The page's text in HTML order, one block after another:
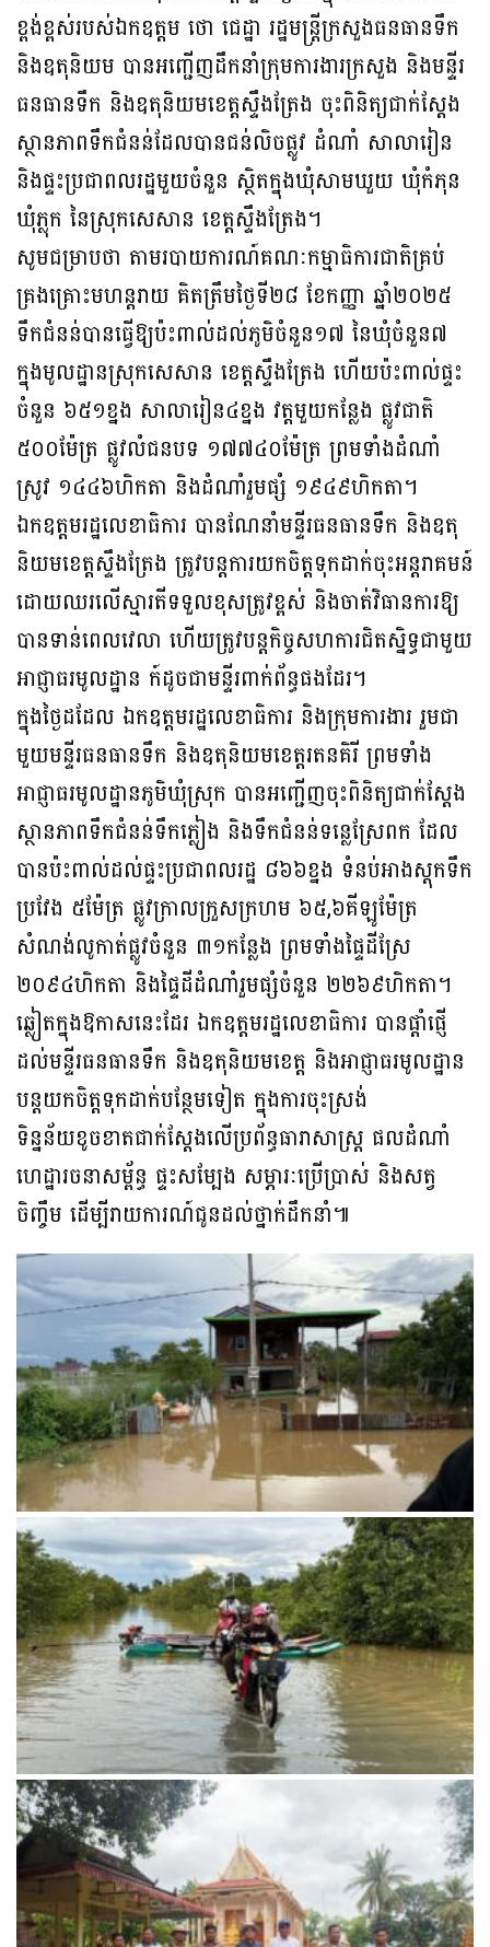
ខ្ពង់ខ្ពស់របស់ឯកឧត្តម ថោ ជេដ្ឋា រដ្ឋមន្រ្តីក្រសួងធនធានទឹក
និងឧតុនិយម បានអញ្ជើញដឹកនាំក្រុមការងារក្រសួង និងមន្ទីរ
ធនធានទឹក និងឧតុនិយមខេត្តស្ទឹងត្រែង ចុះពិនិត្យជាក់ស្តែង
ស្ថានភាពទឹកជំនន់ដែលបានជន់លិចផ្លូវ ដំណាំ សាលារៀន
និងផ្ទះប្រជាពលរដ្ឋមួយចំនួន ស្ថិតក្នុងឃុំសាមឃួយ ឃុំកំភុន
ឃុំភ្លុក នៃស្រុកសេសាន ខេត្តស្ទឹងត្រែង។
សូមជម្រាបថា តាមរបាយការណ៍គណៈកម្មាធិការជាតិគ្រប់
គ្រងគ្រោះមហន្តរាយ គិតត្រឹមថ្ងៃទី២៨ ខែកញ្ញា ឆ្នាំ២០២៥
ទឹកជំនន់បានធ្វើឱ្យប៉ះពាល់ដល់ភូមិចំនួន១៧ នៃឃុំចំនួន៧
ក្នុងមូលដ្ឋានស្រុកសេសាន ខេត្តស្ទឹងត្រែង ហើយប៉ះពាល់ផ្ទះ
ចំនួន ៦៥១ខ្នង សាលារៀន៤ខ្នង វត្តមួយកន្លែង ផ្លូវជាតិ
៥០០ម៉ែត្រ ផ្លូវលំជនបទ ១៧៧៤០ម៉ែត្រ ព្រមទាំងដំណាំ
ស្រូវ ១៤៤៦ហិកតា និងដំណាំរួមផ្សំ ១៩៤៩ហិកតា។
ឯកឧត្តមរដ្ឋលេខាធិការ បានណែនាំមន្ទីរធនធានទឹក និងឧតុ
និយមខេត្តស្ទឹងត្រែង ត្រូវបន្តការយកចិត្តទុកដាក់ចុះអន្តរាគមន៍
ដោយឈរលើស្មារតីទទួលខុសត្រូវខ្ពស់ និងចាត់វិធានការឱ្យ
បានទាន់ពេលវេលា ហើយត្រូវបន្តកិច្ចសហការជិតស្និទ្ធជាមួយ
អាជ្ញាធរមូលដ្ឋាន ក៍ដូចជាមន្ទីរពាក់ព័ន្ធផងដែរ។
ក្នុងថ្ងៃដដែល ឯកឧត្តមរដ្ឋលេខាធិការ និងក្រុមការងារ រួមជា
មួយមន្ទីរធនធានទឹក និងឧតុនិយមខេត្តរតនគិរី ព្រមទាំង
អាជ្ញាធរមូលដ្ឋានភូមិឃុំស្រុក បានអញ្ជើញចុះពិនិត្យជាក់ស្តែង
ស្ថានភាពទឹកជំនន់ទឹកភ្លៀង និងទឹកជំនន់ទន្លេស្រែពក ដែល
បានប៉ះពាល់ដល់ផ្ទះប្រជាពលរដ្ឋ ៨៦៦ខ្នង ទំនប់អាងស្ដុកទឹក
ប្រវែង ៥ម៉ែត្រ ផ្លូវក្រាលក្រួសក្រហម ៦៥,៦គីឡូម៉ែត្រ
សំណង់លូកាត់ផ្លូវចំនួន ៣១កន្លែង ព្រមទាំងផ្ទៃដីស្រែ
២០៩៤ហិកតា និងផ្ទៃដីដំណាំរួមផ្សំចំនួន ២២៦៩ហិកតា។
ឆ្លៀតក្នុងឱកាសនេះដែរ ឯកឧត្តមរដ្ឋលេខាធិការ បានផ្តាំផ្ញើ
ដល់មន្ទីរធនធានទឹក និងឧតុនិយមខេត្ត និងអាជ្ញាធរមូលដ្ឋាន
បន្តយកចិត្តទុកដាក់បន្ថែមទៀត ក្នុងការចុះស្រង់
ទិន្នន័យខូចខាតជាក់ស្តែងលើប្រព័ន្ធធារាសាស្រ្ត ផលដំណាំ
ហេដ្ឋារចនាសម្ព័ន្ធ ផ្ទះសម្បែង សម្ភារៈប្រើប្រាស់ និងសត្វ
ចិញ្ចឹម ដើម្បីរាយការណ៍ជូនដល់ថ្នាក់ដឹកនាំ៕